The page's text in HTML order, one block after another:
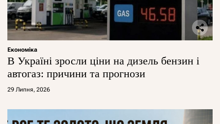
Економіка
В Україні зросли ціни на дизель бензин і
автогаз: причини та прогнози
29 Липня, 2026